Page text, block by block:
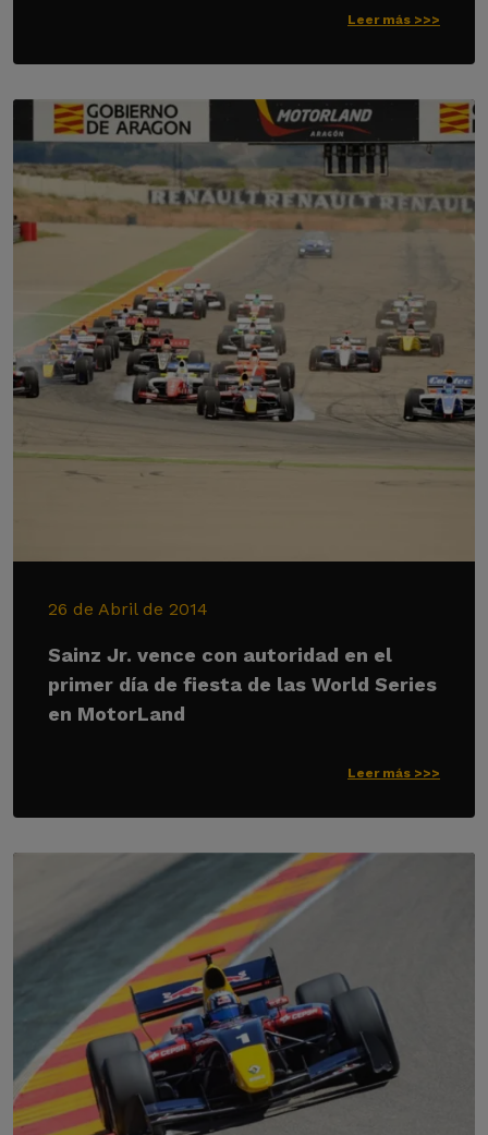
Leer más >>>
26 de Abril de 2014
Sainz Jr. vence con autoridad en el
primer día de fiesta de las World Series
en MotorLand
Leer más >>>